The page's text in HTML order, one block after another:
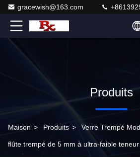
gracewish@163.com
Produits
Maison > Produits > Verre Trempé
flûte trempé de 5 mm à ultra-faible